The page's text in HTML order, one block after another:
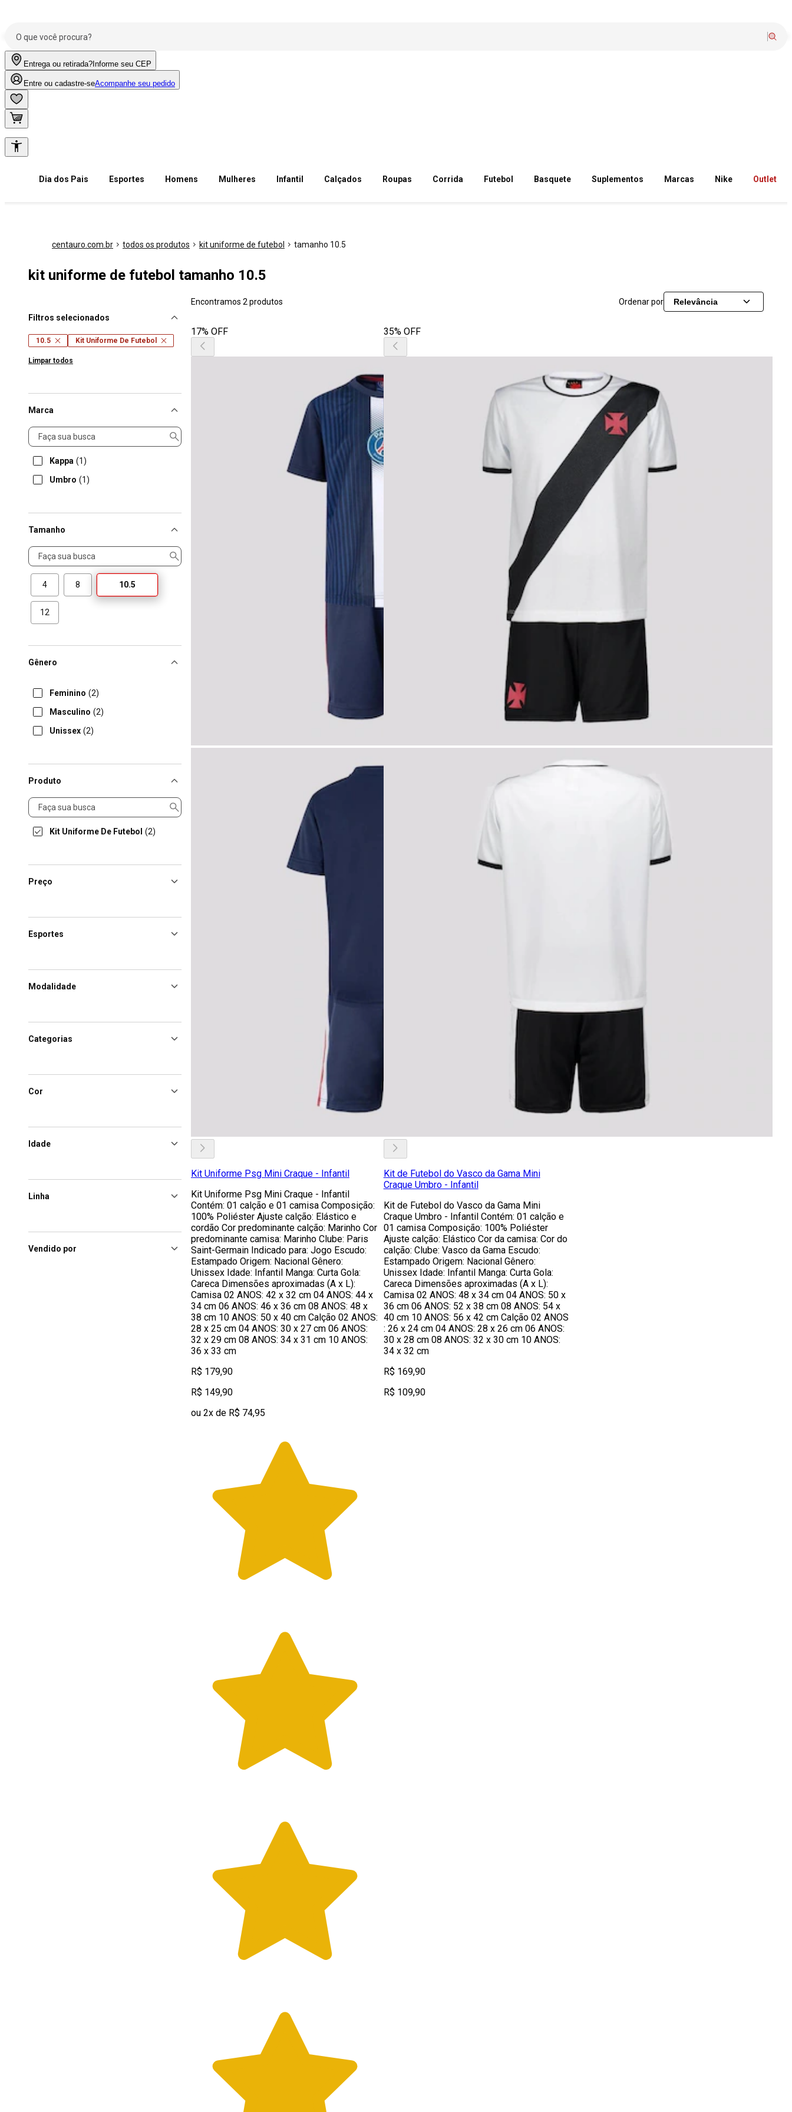
Entrega ou retirada? Informe seu CEP
Entre ou cadastre-seAcompanhe seu pedido
Dia dos Pais Esportes Homens Mulheres Infantil Calçados Roupas Corrida Futebol Basquete Suplementos Marcas Nike Outlet
centauro.com.br todos os produtos kit uniforme de futebol tamanho 10.5
kit uniforme de futebol tamanho 10.5
Filtros selecionados
10.5 Kit Uniforme De Futebol
Limpar todos
Marca
Marca
Kappa (1)
Umbro (1)
Tamanho
Tamanho
4 8 10.5
12
Gênero
Feminino (2)
Masculino (2)
Unissex (2)
Produto
Produto
Kit Uniforme De Futebol (2)
Preço
Esportes
Modalidade
Categorias
Cor
Idade
Linha
Vendido por
Encontramos 2 produtos Ordenar por Relevância
17% OFF
Kit Uniforme Psg Mini Craque - Infantil
Kit Uniforme Psg Mini Craque - Infantil
Contém: 01 calção e 01 camisa Composição:
100% Poliéster Ajuste calção: Elástico e
cordão Cor predominante calção: Marinho Cor
predominante camisa: Marinho Clube: Paris
Saint-Germain Indicado para: Jogo Escudo:
Estampado Origem: Nacional Gênero:
Unissex Idade: Infantil Manga: Curta Gola:
Careca Dimensões aproximadas (A x L):
Camisa 02 ANOS: 42 x 32 cm 04 ANOS: 44 x
34 cm 06 ANOS: 46 x 36 cm 08 ANOS: 48 x
38 cm 10 ANOS: 50 x 40 cm Calção 02 ANOS:
28 x 25 cm 04 ANOS: 30 x 27 cm 06 ANOS:
32 x 29 cm 08 ANOS: 34 x 31 cm 10 ANOS:
36 x 33 cm
R$ 179,90
R$ 149,90
ou 2x de R$ 74,95
35% OFF
Kit de Futebol do Vasco da Gama Mini
Craque Umbro - Infantil
Kit de Futebol do Vasco da Gama Mini
Craque Umbro - Infantil Contém: 01 calção e
01 camisa Composição: 100% Poliéster
Ajuste calção: Elástico Cor da camisa: Cor do
calção: Clube: Vasco da Gama Escudo:
Estampado Origem: Nacional Gênero:
Unissex Idade: Infantil Manga: Curta Gola:
Careca Dimensões aproximadas (A x L):
Camisa 02 ANOS: 48 x 34 cm 04 ANOS: 50 x
36 cm 06 ANOS: 52 x 38 cm 08 ANOS: 54 x
40 cm 10 ANOS: 56 x 42 cm Calção 02 ANOS
: 26 x 24 cm 04 ANOS: 28 x 26 cm 06 ANOS:
30 x 28 cm 08 ANOS: 32 x 30 cm 10 ANOS:
34 x 32 cm
R$ 169,90
R$ 109,90